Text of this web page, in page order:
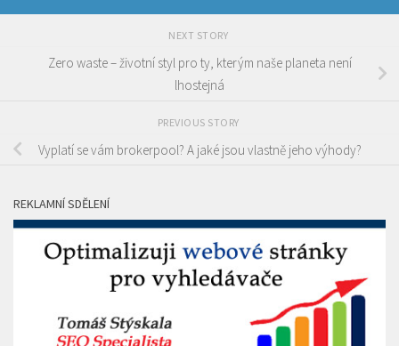
NEXT STORY
Zero waste – životní styl pro ty, kterým naše planeta není
lhostejná
PREVIOUS STORY
Vyplatí se vám brokerpool? A jaké jsou vlastně jeho výhody?
REKLAMNÍ SDĚLENÍ